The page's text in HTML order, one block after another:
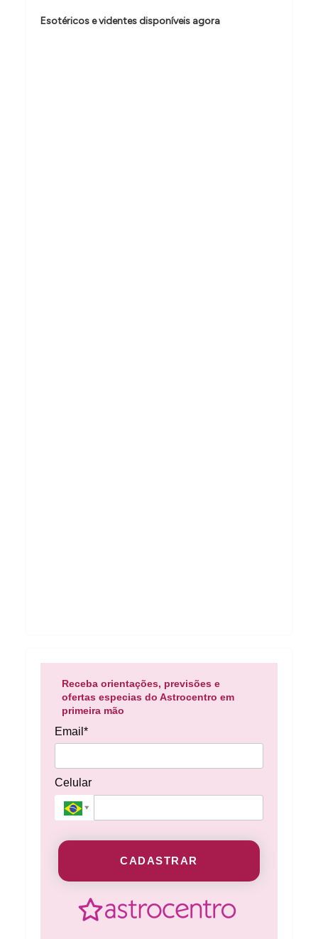
d
Esotéricos e videntes disponíveis agora
Receba orientações, previsões e
ofertas especias do Astrocentro em
primeira mão
Email*
Celular
CADASTRAR